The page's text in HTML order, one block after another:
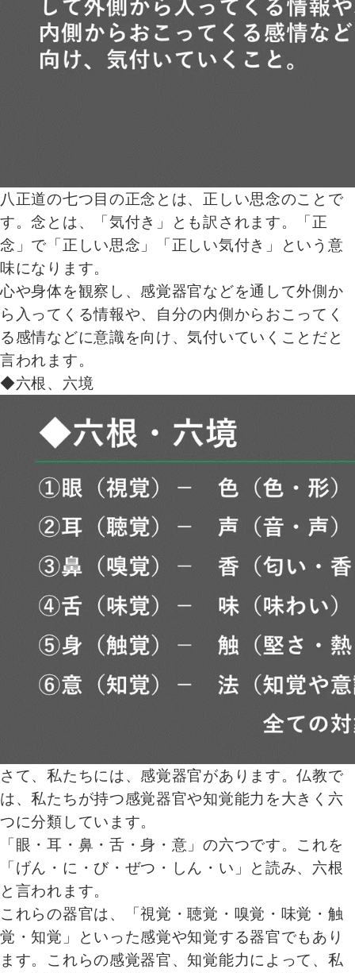
八正道の七つ目の正念とは、正しい思念のことで
す。念とは、「気付き」とも訳されます。「正
念」で「正しい思念」「正しい気付き」という意
味になります。
心や身体を観察し、感覚器官などを通して外側か
ら入ってくる情報や、自分の内側からおこってく
る感情などに意識を向け、気付いていくことだと
言われます。
◆六根、六境
さて、私たちには、感覚器官があります。仏教で
は、私たちが持つ感覚器官や知覚能力を大きく六
つに分類しています。
「眼・耳・鼻・舌・身・意」の六つです。これを
「げん・に・び・ぜつ・しん・い」と読み、六根
と言われます。
これらの器官は、「視覚・聴覚・嗅覚・味覚・触
覚・知覚」といった感覚や知覚する器官でもあり
ます。これらの感覚器官、知覚能力によって、私